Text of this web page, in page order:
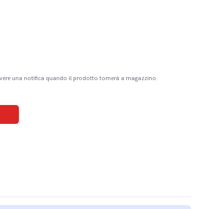
una notifica quando il prodotto tornerà a magazzino.